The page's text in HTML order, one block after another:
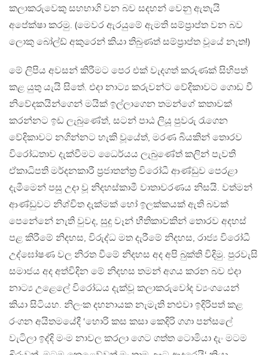
කලාකරුවෙකු සහභාගි වන බව සදහන් වෙනු ඇතැයි
අපේක්ෂා කරමු. (මෙවර ඇරයුමේ ඇමති සම්ප්‍රාප්ත වන බව
ලොකු බෝල්ඩ් අකුරෙන් කියා තිබුණත් සම්ප්‍රාප්ත වූයේ නැත!)
මේ ලිපිය අවසන් කිරීමට පෙර එක් වැදගත් කරුණක් සිහිපත්
කළ යුතු යැයි සිතේ. එදා නාට්‍ය කරුවන්ට වේදිකාවට ගොඩ වී
නිවේදකයින්ගෙන් මයික් ඉල්ලාගෙන තමන්ගේ කතාවක්
කරන්නට ඉඩ ලැබුණේත්, සටන් පාඨ ලියූ පුවරු රැගෙන
වේදිකාවට නගින්නට හැකි වූයේත්, මරණ බියකින් තොරව
විරෝධතාව දැක්වීමට ධෛර්යය ලැබුණේත් කලින් පැවති
ඒකාධිපති මර්දනකාරී ප්‍රජාතන්ත්‍ර විරෝධී ආණ්ඩුව පෙරළා
දැමීමෙන් පසු උදා වූ නිදහස්කාමී වාතාවරණය නිසයි. වත්මන්
ආණ්ඩුවට නිශ්චිත දැක්මක් හෝ ඉලක්කයක් ඇති බවක්
පෙනේනේ නැති වුවද, සුදු වෑන් භීතිකාවකින් තොරව අදහස්
පළ කිරීමේ නිදහස, විරුද්ධ මත දැරීමේ නිදහස, රාජ්‍ය විරෝධී
උද්ඝෝෂණ වල නිරත වීමේ නිදහස අද අපි බුක්ති විදිමු. පුරවැසි
සමාජය අද අත්විදින මේ නිදහස තමන් අගය කරන බව එදා
නාට්‍ය උළෙලේ විරෝධය දැක්වූ කලාකරුවෝද ව්‍යංගයෙන්
කියා සිටියහ. නිලංක දහනායක නැමැති නළුවා ඉදිරිපත් කළ
රංගන අයිතමයේදී ‘හොරි කස කසා කෙදිරි ගගා පන්සලේ
වැටිලා ඉද්දි මංම නාවල කරලා ගෙට ගත්ත ටොමියා දැං මටම